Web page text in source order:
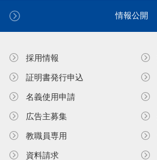
情報公開
採用情報
証明書発⾏申込
名義使⽤申請
広告主募集
教職員専⽤
資料請求